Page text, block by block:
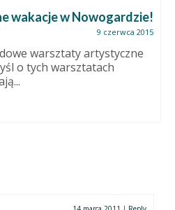
15 marca 2015
trwa już od jakiegoś